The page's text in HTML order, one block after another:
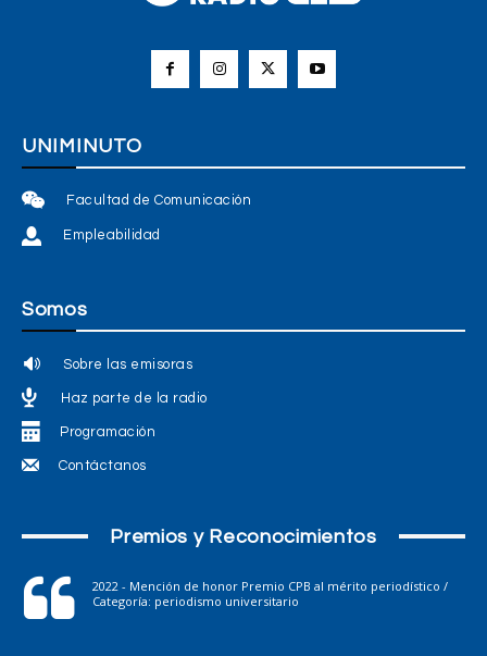
UNIMINUTO
Facultad de Comunicación
Empleabilidad
Somos
Sobre las emisoras
Haz parte de la radio
Programación
Contáctanos
Premios y Reconocimientos
2022 - Mención de honor Premio CPB al mérito periodístico /
Categoría: periodismo universitario